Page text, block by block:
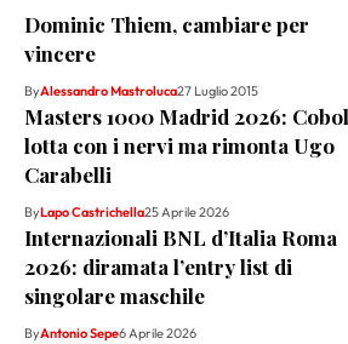
Dominic Thiem, cambiare per
vincere
ByAlessandro Mastroluca27 Luglio 2015
Masters 1000 Madrid 2026:
lotta con i nervi ma rimonta Ugo
Carabelli
ByLapo Castrichella25 Aprile 2026
Internazionali BNL d’Italia Roma
2026: diramata l’entry list di
singolare maschile
ByAntonio Sepe6 Aprile 2026